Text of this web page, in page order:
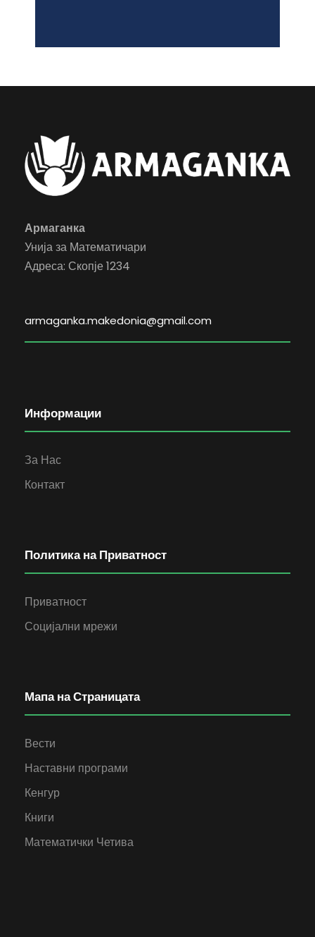
Армаганка
Унија за Математичари
Адреса: Скопје 1234
armaganka.makedonia@gmail.com
Информации
За Нас
Контакт
Политика на Приватност
Приватност
Социјални мрежи
Мапа на Страницата
Вести
Наставни програми
Кенгур
Книги
Математички Четива